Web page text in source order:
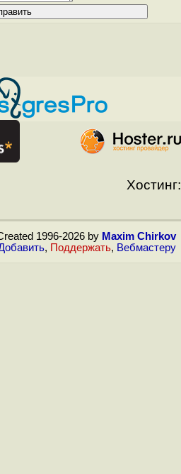
Хостинг:
1996-2026 by Maxim Chirkov
, Поддержать, Вебмастеру